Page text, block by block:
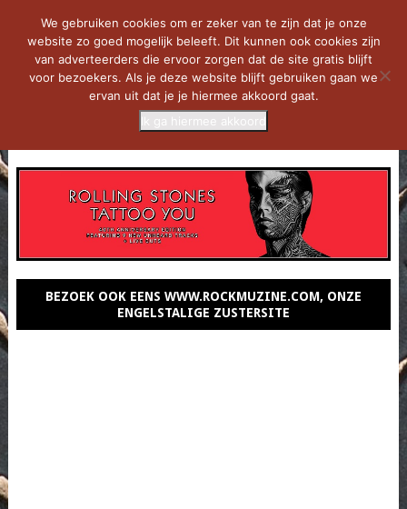
BEZOEK OOK EENS WWW.ROCKMUZINE.COM, ONZE
ENGELSTALIGE ZUSTERSITE
We gebruiken cookies om er zeker van te zijn dat je onze
website zo goed mogelijk beleeft. Dit kunnen ook cookies zijn
van adverteerders die ervoor zorgen dat de site gratis blijft
voor bezoekers. Als je deze website blijft gebruiken gaan we
ervan uit dat je je hiermee akkoord gaat.
Ik ga hiermee akkoord